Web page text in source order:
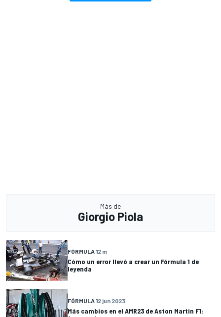
Más de
Giorgio Piola
FÓRMULA 12 m
Cómo un error llevó a crear un Fórmula 1 de
leyenda
FÓRMULA 12 jun 2023
Más cambios en el AMR23 de Aston Martin F1: